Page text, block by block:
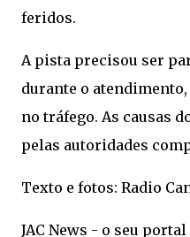
feridos.
A pista precisou ser
durante o
no tráfego. As causas
pelas autoridades
Texto e fotos: Radio
JAC News - o seu